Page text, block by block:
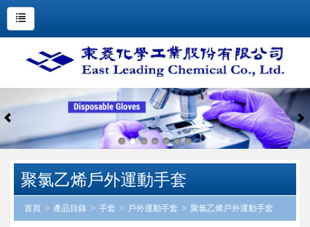
聚氯乙烯戶外運動手套
首頁 產品目錄 手套 戶外運動手套 聚氯乙烯戶外運動手套